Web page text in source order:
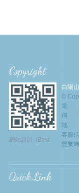
Copyright
網站設計‧ iBest
白陽
©
電
傳
地
客服
營業
Quick Link